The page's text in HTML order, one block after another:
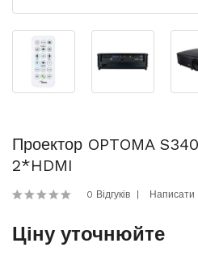
Проектор OPTOMA
2*HDMI
0 Відгуків Написати
Ціну уточнюйте